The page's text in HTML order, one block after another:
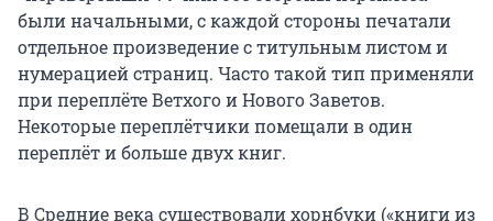
были начальными, с каждой стороны печатали
отдельное произведение с титульным листом и
нумерацией страниц. Часто такой тип применяли
при переплёте Ветхого и Нового Заветов.
Некоторые переплётчики помещали в один
переплёт и больше двух книг.
В Средние века существовали хорнбуки («книги из